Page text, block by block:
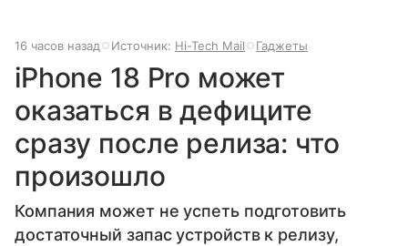
16 часов назад Источник: Hi-Tech Mail Гаджеты
iPhone 18 Pro может
оказаться в дефиците
сразу после релиза: что
произошло
Компания может не успеть подготовить
достаточный запас устройств к релизу,